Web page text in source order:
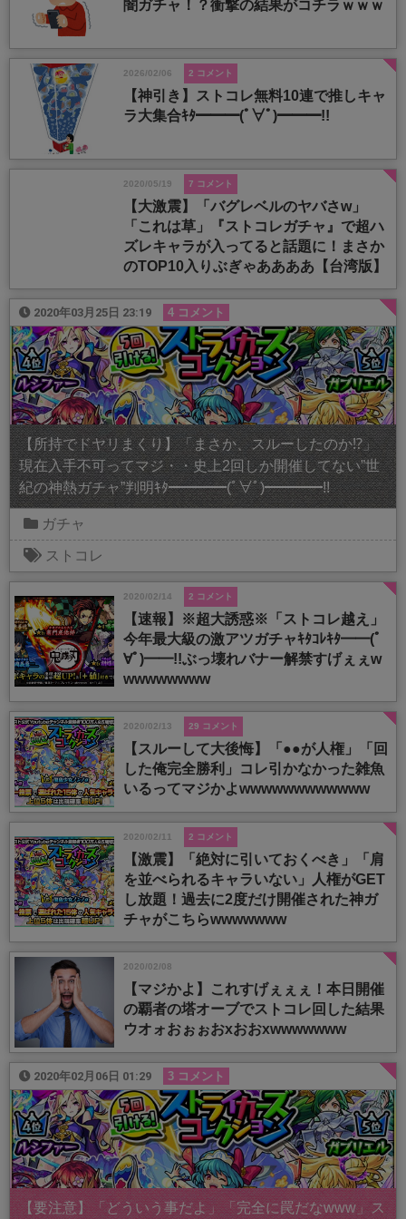
闇ガチャ！？衝撃の結果がコチラｗｗｗ
2026/02/06 2 コメント
【神引き】ストコレ無料10連で推しキャ
ラ大集合ｷﾀ━━━(ﾟ∀ﾟ)━━━!!
2020/05/19 7 コメント
【大激震】「バグレベルのヤバさw」
「これは草」『ストコレガチャ』で超ハ
ズレキャラが入ってると話題に！まさか
のTOP10入りぶぎゃああああ【台湾版】
2020年03月25日 23:19 4 コメント
【所持でドヤリまくり】「まさか、スルーしたのか⁉︎」
現在入手不可ってマジ・・史上2回しか開催してない”世
紀の神熱ガチャ”判明ｷﾀ━━━━(ﾟ∀ﾟ)━━━━!!
ガチャ
ストコレ
2020/02/14 2 コメント
【速報】※超大誘惑※「ストコレ越え」
今年最大級の激アツガチャｷﾀｺﾚｷﾀ━━(ﾟ
∀ﾟ)━━!!ぶっ壊れバナー解禁すげぇぇw
wwwwwwww
2020/02/13 29 コメント
【スルーして大後悔】「●●が人権」「回
した俺完全勝利」コレ引かなかった雑魚
いるってマジかよwwwwwwwwwwww
2020/02/11 2 コメント
【激震】「絶対に引いておくべき」「肩
を並べられるキャラいない」人権がGET
し放題！過去に2度だけ開催された神ガ
チャがこちらwwwwwww
2020/02/08
【マジかよ】これすげぇぇぇ！本日開催
の覇者の塔オーブでストコレ回した結果
ウオォおぉぉおxおおxwwwwwww
2020年02月06日 01:29 3 コメント
【要注意】「どういう事だよ」「完全に罠だなwww」ス